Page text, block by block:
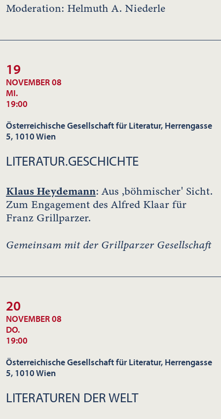
Moderation: Helmuth A. Niederle
19
NOVEMBER 08
MI.
19:00
Österreichische Gesellschaft für Literatur, Herrengasse
5, 1010 Wien
LITERATUR.GESCHICHTE
Klaus Heydemann: Aus ,böhmischer' Sicht.
Zum Engagement des Alfred Klaar für
Franz Grillparzer.
Gemeinsam mit der Grillparzer Gesellschaft
20
NOVEMBER 08
DO.
19:00
Österreichische Gesellschaft für Literatur, Herrengasse
5, 1010 Wien
LITERATUREN DER WELT